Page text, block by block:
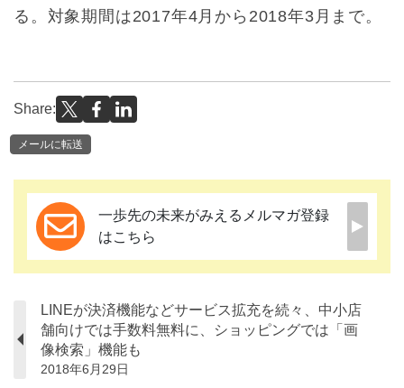
る。対象期間は2017年4月から2018年3月まで。
Share:
メールに転送
一歩先の未来がみえるメルマガ登録
はこちら
LINEが決済機能などサービス拡充を続々、中小店
舗向けでは手数料無料に、ショッピングでは「画
像検索」機能も
2018年6月29日